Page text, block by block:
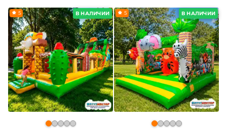
В НАЛИЧИИ
5 В НАЛИЧИИ
5